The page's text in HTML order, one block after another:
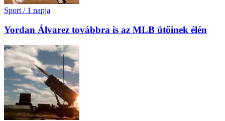
Sport / 1 napja
Yordan Álvarez továbbra is az MLB ütőinek élén